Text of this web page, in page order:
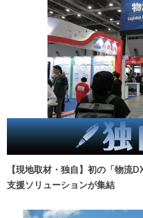
【現地取材・独自】初の「物流
支援ソリューションが集結